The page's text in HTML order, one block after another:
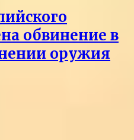
обвинение в
оружия